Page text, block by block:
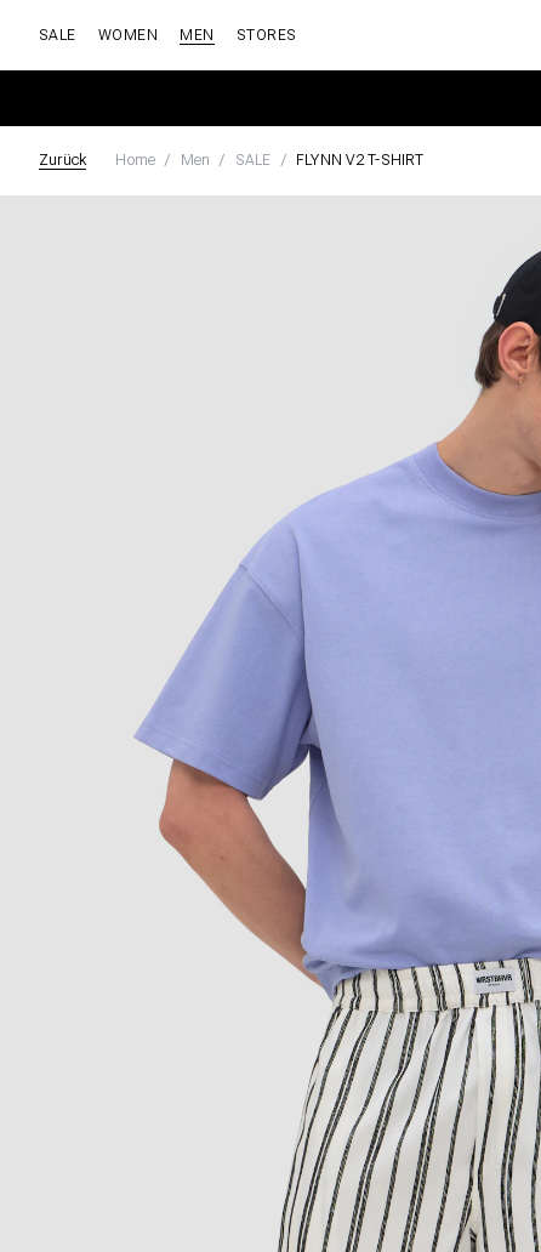
SALE WOMEN MEN STORES
Zurück Home Men SALE FLYNN V2 T-SHIRT